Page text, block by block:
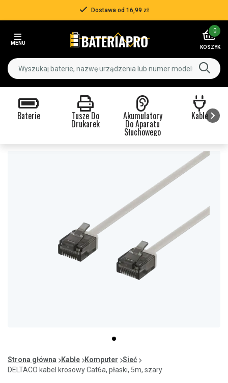
Dostawa od 16,99 zł
MENU
0
KOSZYK
Baterie Tusze Do
Drukarek
Akumulatory
Do Aparatu
Słuchowego
Kable
item
0
of
1
Strona główna Kable Komputer
Sieć
DELTACO kabel krosowy Cat6a, płaski, 5m, szary